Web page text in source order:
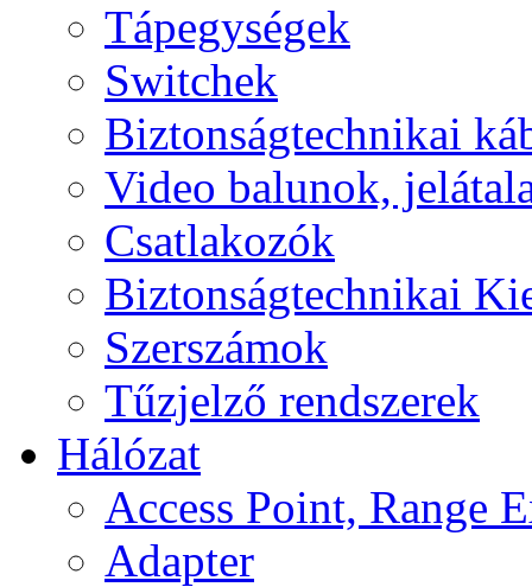
Tápegységek
Switchek
Biztonságtechnikai
Video balunok,
Csatlakozók
Biztonságtechnikai
Szerszámok
Tűzjelző rendszerek
Hálózat
Access Point, Range
Adapter